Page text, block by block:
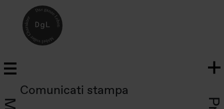
Comunicati stampa